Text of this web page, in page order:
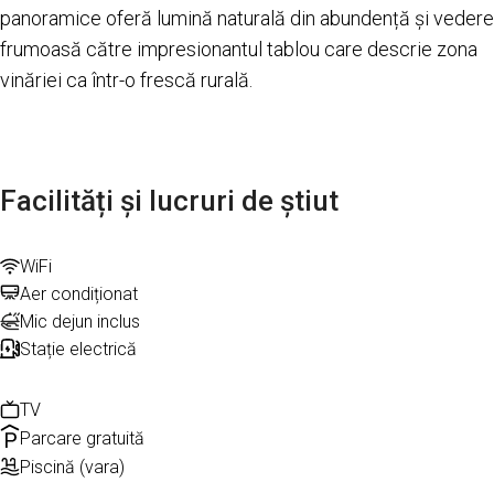
panoramice oferă lumină naturală din abundență și vedere
frumoasă către impresionantul tablou care descrie zona
vinăriei ca într-o frescă rurală.
Facilități și lucruri de știut
WiFi
Aer condiționat
Mic dejun inclus
Stație electrică
TV
Parcare gratuită
Piscină (vara)